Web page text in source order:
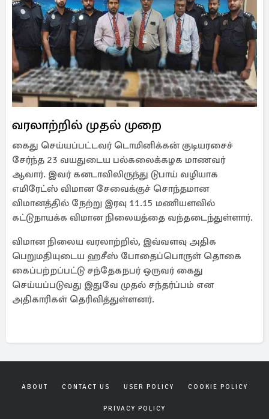
வரலாற்றில் முதல் முறை
கைது செய்யப்பட்டவர் டொமினிக்கன் குடியரசைச்
சேர்ந்த 23 வயதுடைய பல்கலைக்கழக மாணவர்
ஆவார். இவர் கனடாவிலிருந்து டுபாய் வழியாக
எமிரேட்ஸ் விமான சேவைக்குச் சொந்தமான
விமானத்தில் நேற்று இரவு 11.15 மணியளவில்
கட்டுநாயக்க விமான நிலையத்தை வந்தடைந்துள்ளார்.
விமான நிலைய வரலாற்றில், இவ்வளவு அதிக
பெறுமதியுடைய ஹசீஸ் போதைப்பொருள் தொகை
கைப்பற்றப்பட்டு சந்தேகநபர் ஒருவர் கைது
செய்யப்படுவது இதுவே முதல் சந்தர்ப்பம் என
அதிகாரிகள் தெரிவித்துள்ளனர்.
ABOUT CONTACT US USER POLICY COOKIE POLICY
PRIVACY POLICY